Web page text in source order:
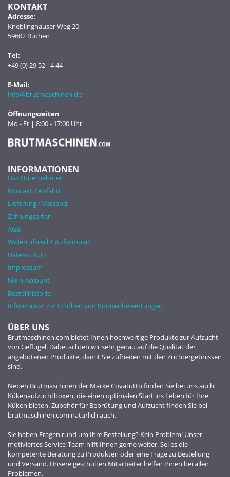
KONTAKT
Adresse:
Kneblinghauser Weg 20
59602 Rüthen
Tel:
+49 (0) 29 52 - 4 44
E-Mail:
info@brutmaschinen.de
Öffnungszeiten
Mo - Fr | 8:00 - 17:00 Uhr
INFORMATIONEN
Das Unternehmen
Kontakt / Anfahrt
Lieferung / Versand
Zahlungsarten
AGB
Widerrufsrecht & -formular
Datenschutz
Impressum
Mein Account
Bestellhistorie
Information zur Echtheit von Kundenbewertungen
ÜBER UNS
Brutmaschinen.com bietet Ihnen hochwertige Produkte zur Aufzucht
von Geflügel. Dabei achten wir sehr genau auf die Qualität der
angebotenen Produkte, damit Sie zufrieden mit den Zuchtergebnissen
sind.
Neben Brutmaschinen der Marke Covatutto finden Sie bei uns auch
Kükenaufzuchtboxen, die einen optimalen Start ins Leben für Ihre
Küken bieten. Zubehör für Bebrütung und Aufzucht finden Sie bei
brutmaschinen.com natürlich auch.
Sie haben Fragen rund um Ihre Bestellung? Kein Problem! Unser
motiviertes Service-Team hilft Ihnen gerne weiter. Sei es die
kompetente Beratung zu Produkten oder eine Frage zu Bestellung
und Versand. Unsere geschulten Mitarbeiter helfen Ihnen bei allen
Problemen.